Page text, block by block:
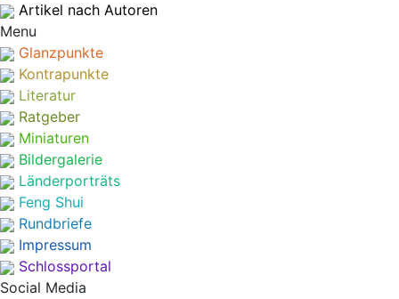
Artikel nach Autoren
Menu
Glanzpunkte
Kontrapunkte
Literatur
Ratgeber
Miniaturen
Bildergalerie
Länderporträts
Feng Shui
Rundbriefe
Impressum
Schlossportal
Social Media